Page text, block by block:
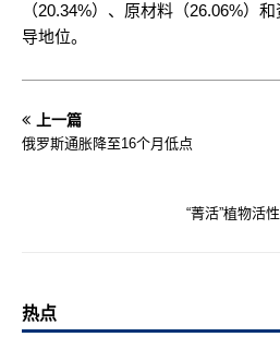
（20.34%）、原材料（26.06%）
导地位。
上一篇
俄罗斯通胀降至16个月低点
“菁活”植物活
热点